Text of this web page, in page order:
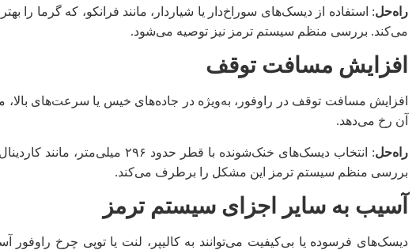
راه‌حل
می‌کند. بررسی منظم سیستم ترمز نیز توصیه می‌شود.
افزایش مسافت توقف
افزایش مسافت توقف در راوفور، به‌ویژه در جاده‌های خیس یا سرعت‌های بالا،
آن رخ می‌دهد.
راه‌حل
بررسی منظم سیستم ترمز این مشکل را برطرف می‌کند.
آسیب به سایر اجزای سیستم ترمز
دیسک‌های فرسوده یا بی‌کیفیت می‌توانند به کالیپر، لنت یا توپی چرخ راوفور